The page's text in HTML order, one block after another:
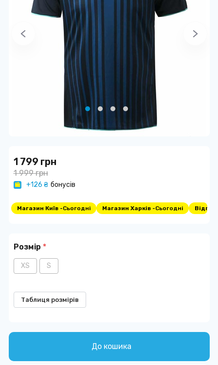
1 799 грн
1 999 грн
+126 ₴ бонусів
Магазин Київ -Сьогодні Магазин Харків -Сьогодні
Розмір *
XS S
Таблиця розмірів
До кошика